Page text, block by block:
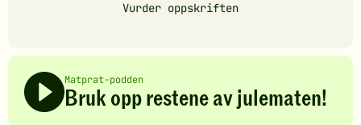
Vurder oppskriften
Matprat-podden
Bruk opp restene av julematen!